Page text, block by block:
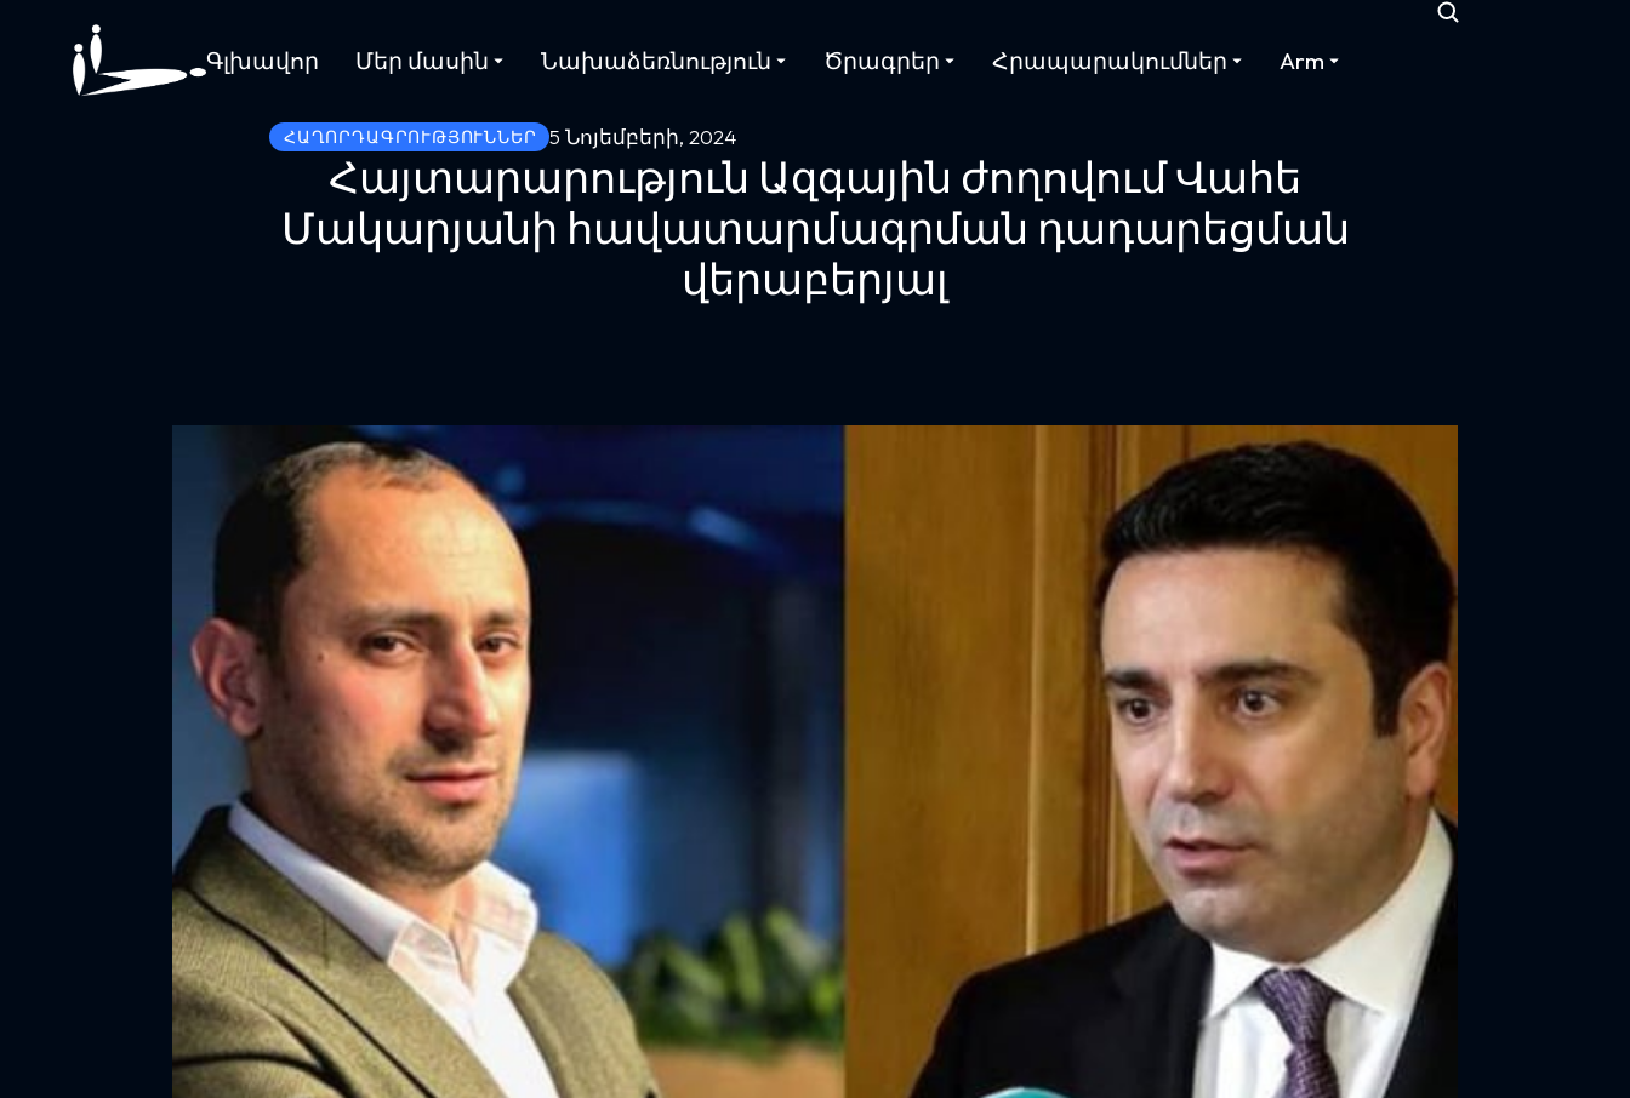
Գլխավոր Մեր մասին Նախաձեռնություն Ծրագրեր Հրապարակումներ Arm
ՀԱՂՈՐԴԱԳՐՈՒԹՅՈՒՆՆԵՐ 5 Նոյեմբերի, 2024
Հայտարարություն Ազգային ժողովում Վահե
Մակարյանի հավատարմագրման դադարեցման
վերաբերյալ